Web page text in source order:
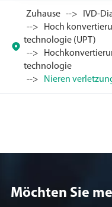

Zuhause
IVD-
Hoch
technologie (UPT)
technologie
Nieren
Möchten Sie